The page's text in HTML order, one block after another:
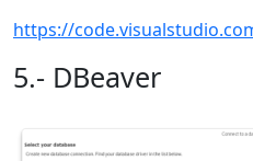
https://
5.- DBeaver